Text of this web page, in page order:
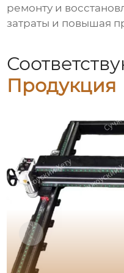
ремонту и
затраты и повышая
Продукция